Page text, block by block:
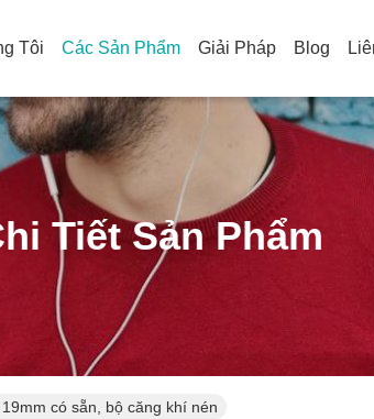
Tôi Các Sản Phẩm Giải Pháp Blog
Tiết Sản Phẩm
có sẵn, bộ căng khí nén